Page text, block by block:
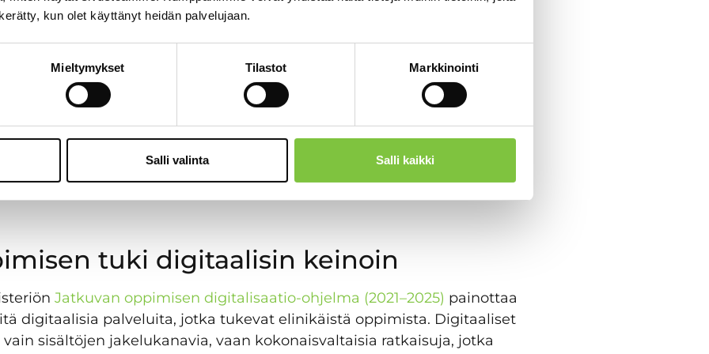
kun olet käyttänyt heidän palvelujaan.
Mieltymykset Tilastot Markkinointi
Salli valinta Salli kaikki
myös julkishallinnon strategian
julkisen hallinnon uudistuminen edellyttää kykyä oppia jatkuvasti ja
johtaa oppimista kokonaisvaltaisesti. Digitaaliset oppimisympäristöt
alustan, jossa koulutusten suunnittelu, toteutus ja seuranta
tuki digitaalisin keinoin
Jatkuvan oppimisen digitalisaatio-ohjelma (2021–2025) painottaa
digitaalisia palveluita, jotka tukevat elinikäistä oppimista. Digitaaliset
sisältöjen jakelukanavia, vaan kokonaisvaltaisia ratkaisuja, jotka